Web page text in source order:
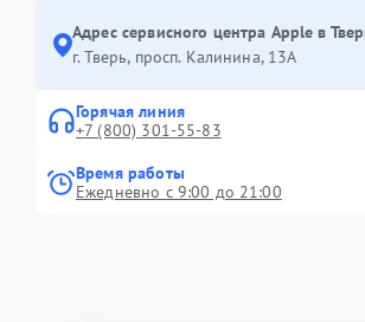
Адрес сервисного центра Apple в
г. Тверь, просп. Калинина, 13А
Горячая линия
+7 (800) 301-55-83
Время работы
Ежедневно с 9:00 до 21:00